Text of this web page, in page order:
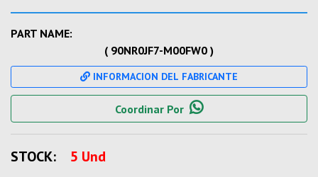
PART NAME:
( 90NR0JF7-M00FW0 )
INFORMACION DEL FABRICANTE
Coordinar Por
STOCK: 5 Und